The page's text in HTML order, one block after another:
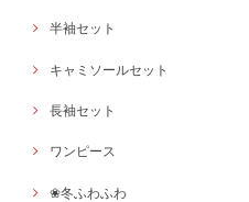
半袖セット
キャミソールセット
長袖セット
ワンピース
❀冬ふわふわ